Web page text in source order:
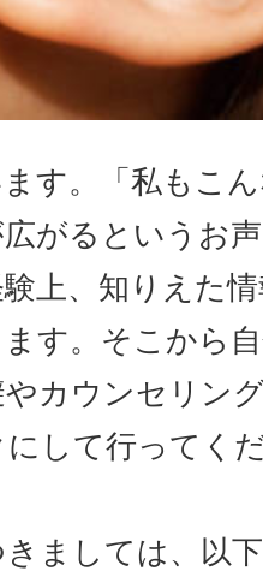
す。「私もこ
がるというお
上、知りえた
す。そこから
カウンセリン
して行ってく
ましては、以